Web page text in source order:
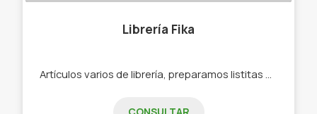
Librería Fika
CONSULTAR